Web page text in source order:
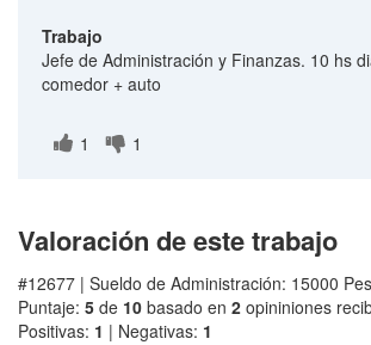
Trabajo
Jefe de Administración y Finanzas. 10 hs
comedor + auto
1 1
Valoración de este trabajo
#12677 | Sueldo de Administración: 15000
Puntaje: 5 de 10 basado en 2 opininiones
Positivas: 1 | Negativas: 1